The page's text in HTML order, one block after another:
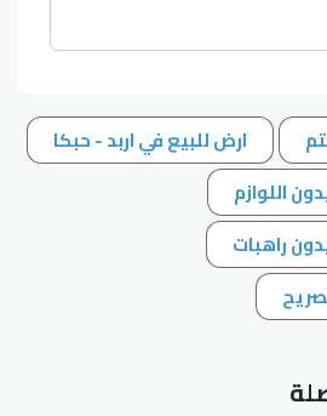
ارض للبيع في اربد - حبكا
اللوازم
راهبات